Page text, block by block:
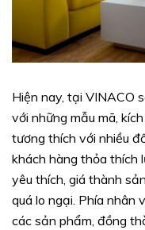
Hiện nay, tại VINACO
với những mẫu mã,
tương thích với nhiều
khách hàng thỏa thích
yêu thích, giá thành
quá lo ngại. Phía nhân
các sản phẩm, đồng